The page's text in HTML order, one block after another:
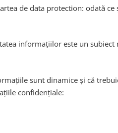
de data protection: odată
informațiilor este un
sunt dinamice și că
confidențiale: